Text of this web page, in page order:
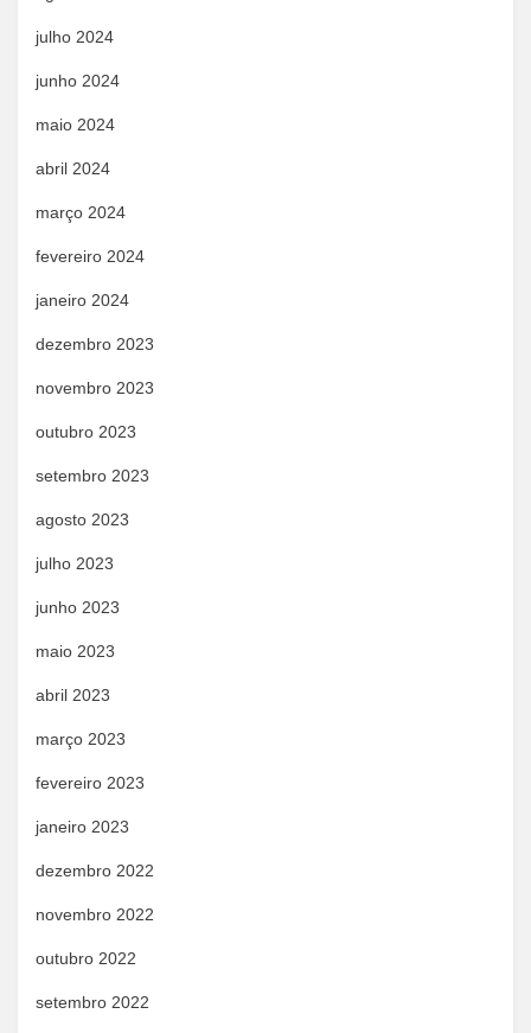
julho 2024
junho 2024
maio 2024
abril 2024
março 2024
fevereiro 2024
janeiro 2024
dezembro 2023
novembro 2023
outubro 2023
setembro 2023
agosto 2023
julho 2023
junho 2023
maio 2023
abril 2023
março 2023
fevereiro 2023
janeiro 2023
dezembro 2022
novembro 2022
outubro 2022
setembro 2022